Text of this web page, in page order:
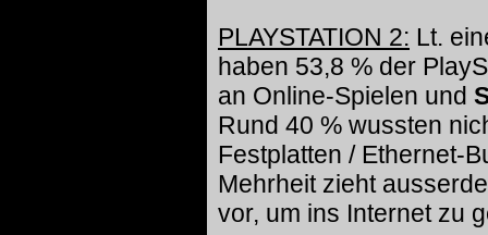
PLAYSTATION 2: Lt.
haben 53,8 % der
an Online-Spielen und
Rund 40 % wussten
Festplatten / Ethernet-
Mehrheit zieht
vor, um ins Internet zu